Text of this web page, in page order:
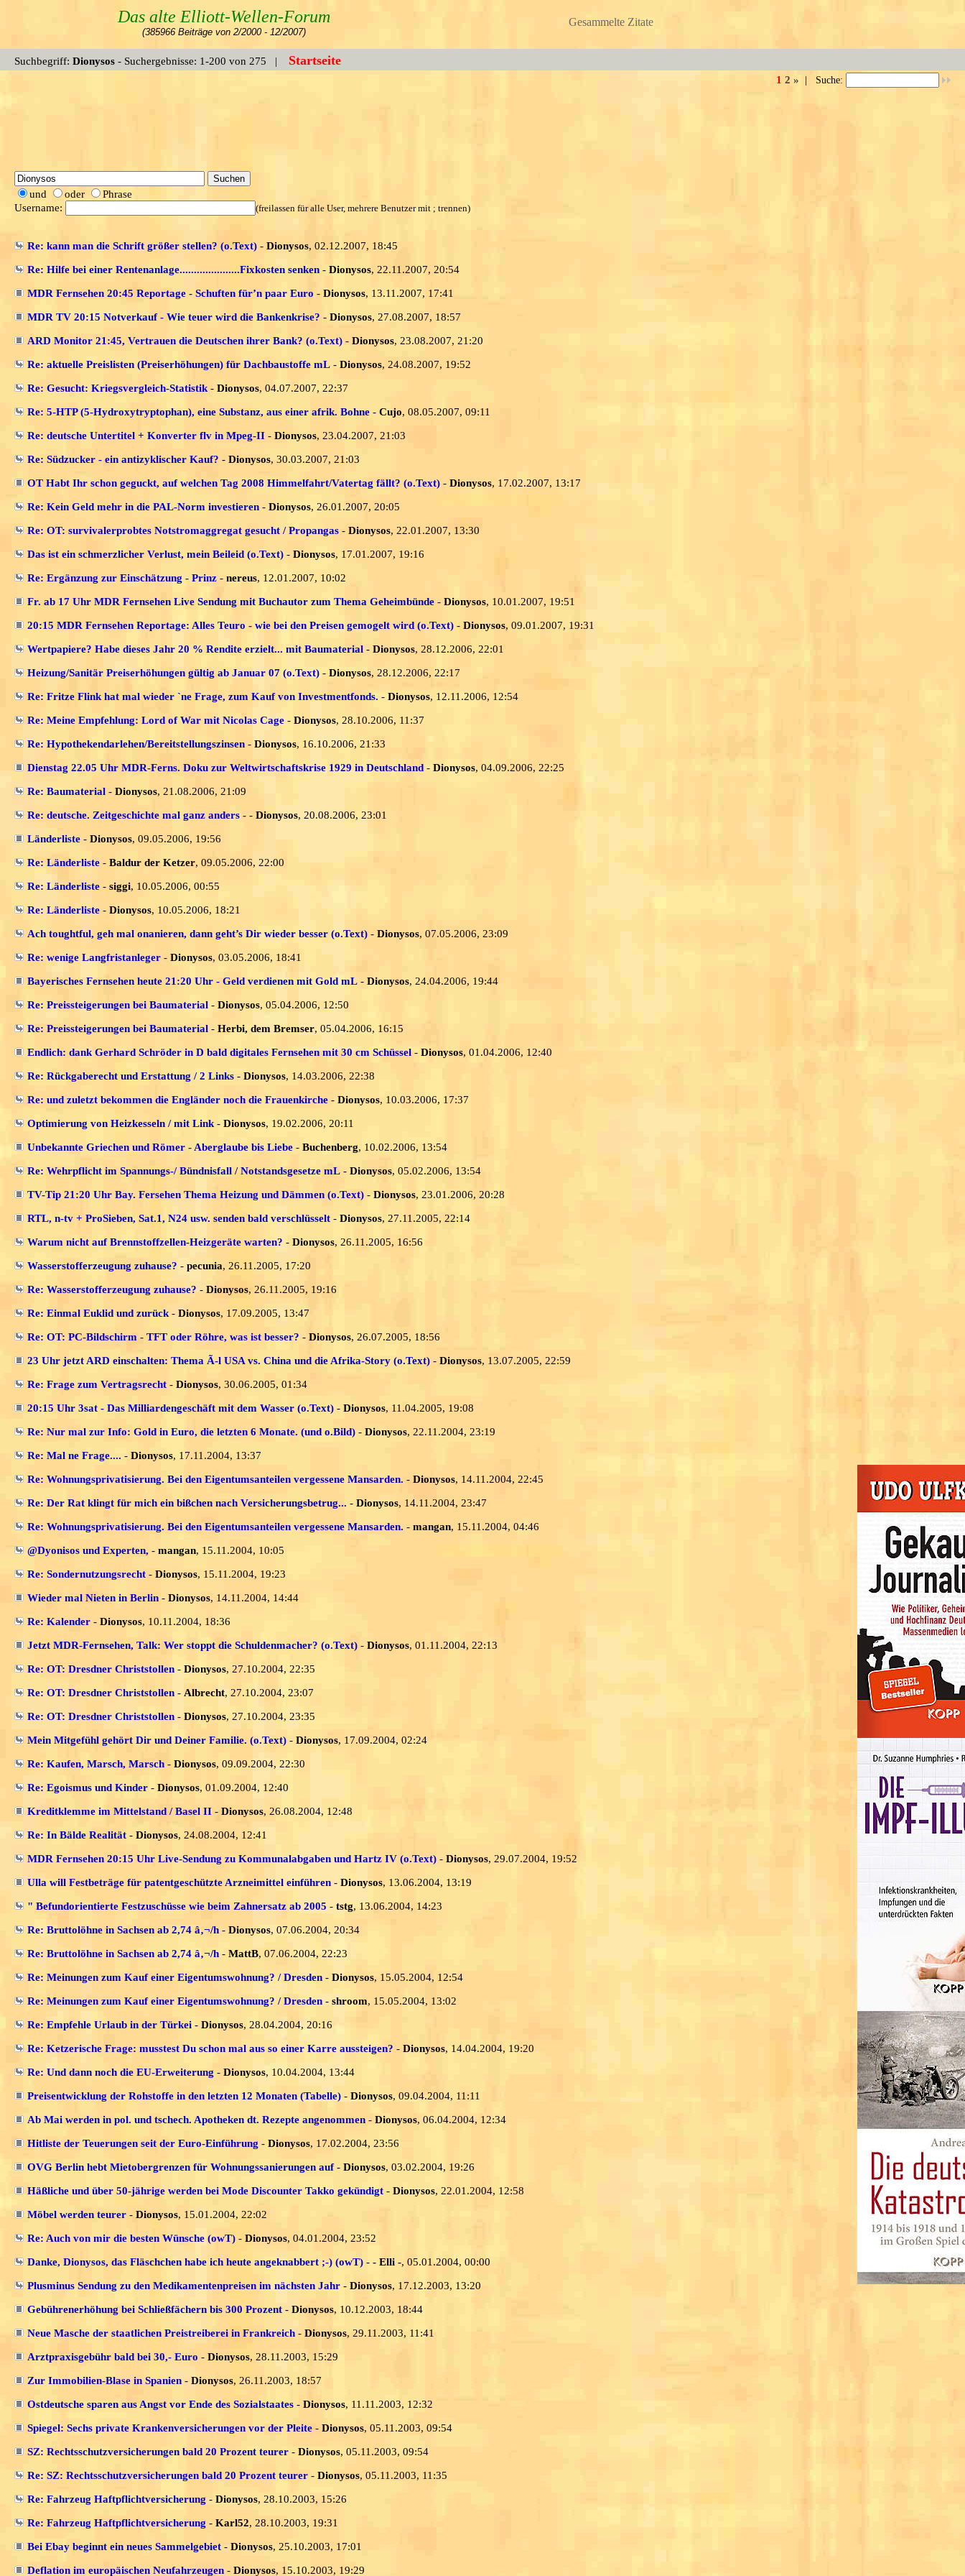
Das alte Elliott-Wellen-Forum
(385966 Beiträge von 2/2000 - 12/2007)
Gesammelte Zitate
Suchbegriff: Dionysos - Suchergebnisse: 1-200 von 275 | Startseite
1 2 » | Suche:
und oder
Phrase
Username:
(freilassen für alle User, mehrere Benutzer mit ; trennen)
Re: kann man die Schrift größer stellen? (o.Text) - Dionysos, 02.12.2007, 18:45
Re: Hilfe bei einer Rentenanlage.....................Fixkosten senken - Dionysos, 22.11.2007, 20:54
MDR Fernsehen 20:45 Reportage - Schuften für’n paar Euro - Dionysos, 13.11.2007, 17:41
MDR TV 20:15 Notverkauf - Wie teuer wird die Bankenkrise? - Dionysos, 27.08.2007, 18:57
ARD Monitor 21:45, Vertrauen die Deutschen ihrer Bank? (o.Text) - Dionysos, 23.08.2007, 21:20
Re: aktuelle Preislisten (Preiserhöhungen) für Dachbaustoffe mL - Dionysos, 24.08.2007, 19:52
Re: Gesucht: Kriegsvergleich-Statistik - Dionysos, 04.07.2007, 22:37
Re: 5-HTP (5-Hydroxytryptophan), eine Substanz, aus einer afrik. Bohne - Cujo, 08.05.2007, 09:11
Re: deutsche Untertitel + Konverter flv in Mpeg-II - Dionysos, 23.04.2007, 21:03
Re: Südzucker - ein antizyklischer Kauf? - Dionysos, 30.03.2007, 21:03
OT Habt Ihr schon geguckt, auf welchen Tag 2008 Himmelfahrt/Vatertag fällt? (o.Text) - Dionysos, 17.02.2007, 13:17
Re: Kein Geld mehr in die PAL-Norm investieren - Dionysos, 26.01.2007, 20:05
Re: OT: survivalerprobtes Notstromaggregat gesucht / Propangas - Dionysos, 22.01.2007, 13:30
Das ist ein schmerzlicher Verlust, mein Beileid (o.Text) - Dionysos, 17.01.2007, 19:16
Re: Ergänzung zur Einschätzung - Prinz - nereus, 12.01.2007, 10:02
Fr. ab 17 Uhr MDR Fernsehen Live Sendung mit Buchautor zum Thema Geheimbünde - Dionysos, 10.01.2007, 19:51
20:15 MDR Fernsehen Reportage: Alles Teuro - wie bei den Preisen gemogelt wird (o.Text) - Dionysos, 09.01.2007, 19:31
Wertpapiere? Habe dieses Jahr 20 % Rendite erzielt... mit Baumaterial - Dionysos, 28.12.2006, 22:01
Heizung/Sanitär Preiserhöhungen gültig ab Januar 07 (o.Text) - Dionysos, 28.12.2006, 22:17
Re: Fritze Flink hat mal wieder `ne Frage, zum Kauf von Investmentfonds. - Dionysos, 12.11.2006, 12:54
Re: Meine Empfehlung: Lord of War mit Nicolas Cage - Dionysos, 28.10.2006, 11:37
Re: Hypothekendarlehen/Bereitstellungszinsen - Dionysos, 16.10.2006, 21:33
Dienstag 22.05 Uhr MDR-Ferns. Doku zur Weltwirtschaftskrise 1929 in Deutschland - Dionysos, 04.09.2006, 22:25
Re: Baumaterial - Dionysos, 21.08.2006, 21:09
Re: deutsche. Zeitgeschichte mal ganz anders - - Dionysos, 20.08.2006, 23:01
Länderliste - Dionysos, 09.05.2006, 19:56
Re: Länderliste - Baldur der Ketzer, 09.05.2006, 22:00
Re: Länderliste - siggi, 10.05.2006, 00:55
Re: Länderliste - Dionysos, 10.05.2006, 18:21
Ach toughtful, geh mal onanieren, dann geht’s Dir wieder besser (o.Text) - Dionysos, 07.05.2006, 23:09
Re: wenige Langfristanleger - Dionysos, 03.05.2006, 18:41
Bayerisches Fernsehen heute 21:20 Uhr - Geld verdienen mit Gold mL - Dionysos, 24.04.2006, 19:44
Re: Preissteigerungen bei Baumaterial - Dionysos, 05.04.2006, 12:50
Re: Preissteigerungen bei Baumaterial - Herbi, dem Bremser, 05.04.2006, 16:15
Endlich: dank Gerhard Schröder in D bald digitales Fernsehen mit 30 cm Schüssel - Dionysos, 01.04.2006, 12:40
Re: Rückgaberecht und Erstattung / 2 Links - Dionysos, 14.03.2006, 22:38
Re: und zuletzt bekommen die Engländer noch die Frauenkirche - Dionysos, 10.03.2006, 17:37
Optimierung von Heizkesseln / mit Link - Dionysos, 19.02.2006, 20:11
Unbekannte Griechen und Römer - Aberglaube bis Liebe - Buchenberg, 10.02.2006, 13:54
Re: Wehrpflicht im Spannungs-/ Bündnisfall / Notstandsgesetze mL - Dionysos, 05.02.2006, 13:54
TV-Tip 21:20 Uhr Bay. Fersehen Thema Heizung und Dämmen (o.Text) - Dionysos, 23.01.2006, 20:28
RTL, n-tv + ProSieben, Sat.1, N24 usw. senden bald verschlüsselt - Dionysos, 27.11.2005, 22:14
Warum nicht auf Brennstoffzellen-Heizgeräte warten? - Dionysos, 26.11.2005, 16:56
Wasserstofferzeugung zuhause? - pecunia, 26.11.2005, 17:20
Re: Wasserstofferzeugung zuhause? - Dionysos, 26.11.2005, 19:16
Re: Einmal Euklid und zurück - Dionysos, 17.09.2005, 13:47
Re: OT: PC-Bildschirm - TFT oder Röhre, was ist besser? - Dionysos, 26.07.2005, 18:56
23 Uhr jetzt ARD einschalten: Thema Ã-l USA vs. China und die Afrika-Story (o.Text) - Dionysos, 13.07.2005, 22:59
Re: Frage zum Vertragsrecht - Dionysos, 30.06.2005, 01:34
20:15 Uhr 3sat - Das Milliardengeschäft mit dem Wasser (o.Text) - Dionysos, 11.04.2005, 19:08
Re: Nur mal zur Info: Gold in Euro, die letzten 6 Monate. (und o.Bild) - Dionysos, 22.11.2004, 23:19
Re: Mal ne Frage.... - Dionysos, 17.11.2004, 13:37
Re: Wohnungsprivatisierung. Bei den Eigentumsanteilen vergessene Mansarden. - Dionysos, 14.11.2004, 22:45
Re: Der Rat klingt für mich ein bißchen nach Versicherungsbetrug... - Dionysos, 14.11.2004, 23:47
Re: Wohnungsprivatisierung. Bei den Eigentumsanteilen vergessene Mansarden. - mangan, 15.11.2004, 04:46
@Dyonisos und Experten, - mangan, 15.11.2004, 10:05
Re: Sondernutzungsrecht - Dionysos, 15.11.2004, 19:23
Wieder mal Nieten in Berlin - Dionysos, 14.11.2004, 14:44
Re: Kalender - Dionysos, 10.11.2004, 18:36
Jetzt MDR-Fernsehen, Talk: Wer stoppt die Schuldenmacher? (o.Text) - Dionysos, 01.11.2004, 22:13
Re: OT: Dresdner Christstollen - Dionysos, 27.10.2004, 22:35
Re: OT: Dresdner Christstollen - Albrecht, 27.10.2004, 23:07
Re: OT: Dresdner Christstollen - Dionysos, 27.10.2004, 23:35
Mein Mitgefühl gehört Dir und Deiner Familie. (o.Text) - Dionysos, 17.09.2004, 02:24
Re: Kaufen, Marsch, Marsch - Dionysos, 09.09.2004, 22:30
Re: Egoismus und Kinder - Dionysos, 01.09.2004, 12:40
Kreditklemme im Mittelstand / Basel II - Dionysos, 26.08.2004, 12:48
Re: In Bälde Realität - Dionysos, 24.08.2004, 12:41
MDR Fernsehen 20:15 Uhr Live-Sendung zu Kommunalabgaben und Hartz IV (o.Text) - Dionysos, 29.07.2004, 19:52
Ulla will Festbeträge für patentgeschützte Arzneimittel einführen - Dionysos, 13.06.2004, 13:19
" Befundorientierte Festzuschüsse wie beim Zahnersatz ab 2005 - tstg, 13.06.2004, 14:23
Re: Bruttolöhne in Sachsen ab 2,74 â‚¬/h - Dionysos, 07.06.2004, 20:34
Re: Bruttolöhne in Sachsen ab 2,74 â‚¬/h - MattB, 07.06.2004, 22:23
Re: Meinungen zum Kauf einer Eigentumswohnung? / Dresden - Dionysos, 15.05.2004, 12:54
Re: Meinungen zum Kauf einer Eigentumswohnung? / Dresden - shroom, 15.05.2004, 13:02
Re: Empfehle Urlaub in der Türkei - Dionysos, 28.04.2004, 20:16
Re: Ketzerische Frage: musstest Du schon mal aus so einer Karre aussteigen? - Dionysos, 14.04.2004, 19:20
Re: Und dann noch die EU-Erweiterung - Dionysos, 10.04.2004, 13:44
Preisentwicklung der Rohstoffe in den letzten 12 Monaten (Tabelle) - Dionysos, 09.04.2004, 11:11
Ab Mai werden in pol. und tschech. Apotheken dt. Rezepte angenommen - Dionysos, 06.04.2004, 12:34
Hitliste der Teuerungen seit der Euro-Einführung - Dionysos, 17.02.2004, 23:56
OVG Berlin hebt Mietobergrenzen für Wohnungssanierungen auf- Dionysos, 03.02.2004, 19:26
Häßliche und über 50-jährige werden bei Mode Discounter Takko gekündigt - Dionysos, 22.01.2004, 12:58
Möbel werden teurer - Dionysos, 15.01.2004, 22:02
Re: Auch von mir die besten Wünsche (owT) - Dionysos, 04.01.2004, 23:52
Danke, Dionysos, das Fläschchen habe ich heute angeknabbert ;-) (owT) - - Elli -, 05.01.2004, 00:00
Plusminus Sendung zu den Medikamentenpreisen im nächsten Jahr - Dionysos, 17.12.2003, 13:20
Gebührenerhöhung bei Schließfächern bis 300 Prozent - Dionysos, 10.12.2003, 18:44
Neue Masche der staatlichen Preistreiberei in Frankreich - Dionysos, 29.11.2003, 11:41
Arztpraxisgebühr bald bei 30,- Euro - Dionysos, 28.11.2003, 15:29
Zur Immobilien-Blase in Spanien - Dionysos, 26.11.2003, 18:57
Ostdeutsche sparen aus Angst vor Ende des Sozialstaates - Dionysos, 11.11.2003, 12:32
Spiegel: Sechs private Krankenversicherungen vor der Pleite - Dionysos, 05.11.2003, 09:54
SZ: Rechtsschutzversicherungen bald 20 Prozent teurer - Dionysos, 05.11.2003, 09:54
Re: SZ: Rechtsschutzversicherungen bald 20 Prozent teurer - Dionysos, 05.11.2003, 11:35
Re: Fahrzeug Haftpflichtversicherung - Dionysos, 28.10.2003, 15:26
Re: Fahrzeug Haftpflichtversicherung - Karl52, 28.10.2003, 19:31
Bei Ebay beginnt ein neues Sammelgebiet - Dionysos, 25.10.2003, 17:01
Deflation im europäischen Neufahrzeugen - Dionysos, 15.10.2003, 19:29